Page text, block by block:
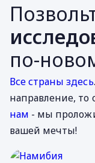
по-
Все страны здесь
направление, то
нам - мы
вашей мечты!